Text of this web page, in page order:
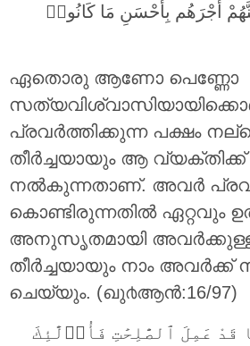
أَجْرَهُم بِأَحْسَنِ مَا كَانُوا۟
ഏതൊരു ആണോ പെണ്ണോ
പ്രവര്‍ത്തിക്കുന്ന പക്ഷം
തീര്‍ച്ചയായും ആ വ്യക്തിക്ക്
നല്‍കുന്നതാണ്‌. അവര്‍
കൊണ്ടിരുന്നതില്‍ ഏറ്റവും
അനുസൃതമായി അവര്‍ക്കുള്ള
തീര്‍ച്ചയായും നാം
ചെയ്യും. (ഖു൪ആന്‍:16/97)
قَدْ عَمِلَ ٱلصَّٰلِحَٰتِ فَأُو۟لَٰٓئِكَ